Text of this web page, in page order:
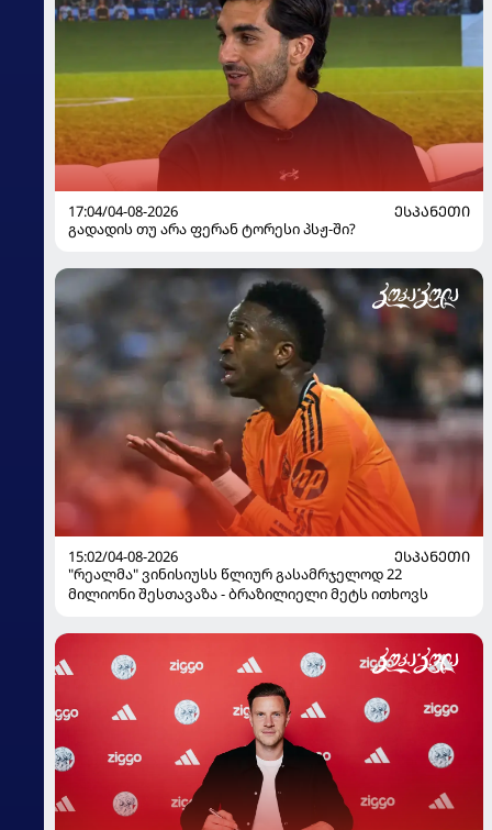
17:04/04-08-2026
ᲔᲡᲞᲐᲜᲔᲗᲘ
გადადის თუ არა ფერან ტორესი პსჟ-ში?
15:02/04-08-2026
ᲔᲡᲞᲐᲜᲔᲗᲘ
"რეალმა" ვინისიუსს წლიურ გასამრჯელოდ 22
მილიონი შესთავაზა - ბრაზილიელი მეტს ითხოვს